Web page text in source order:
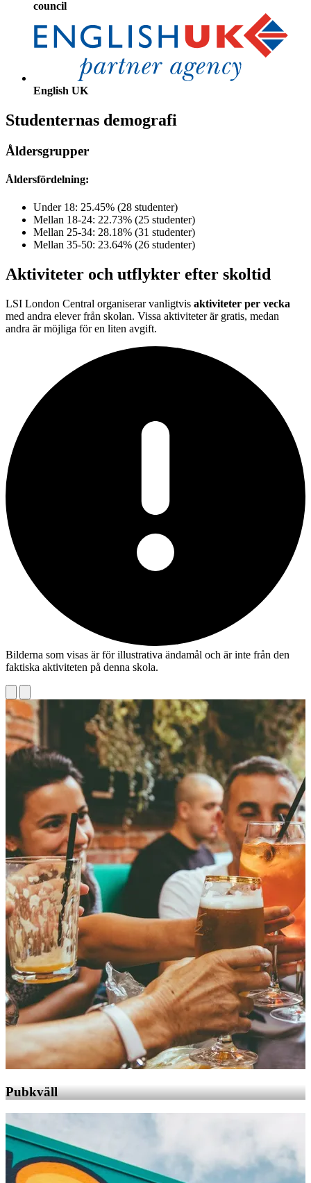
council
English UK
Studenternas demografi
Åldersgrupper
Åldersfördelning:
Under 18: 25.45% (28 studenter)
Mellan 18-24: 22.73% (25 studenter)
Mellan 25-34: 28.18% (31 studenter)
Mellan 35-50: 23.64% (26 studenter)
Aktiviteter och utflykter efter skoltid
LSI London Central organiserar vanligtvis aktiviteter per vecka
med andra elever från skolan. Vissa aktiviteter är gratis, medan
andra är möjliga för en liten avgift.
Bilderna som visas är för illustrativa ändamål och är inte från den
faktiska aktiviteten på denna skola.
Pubkväll